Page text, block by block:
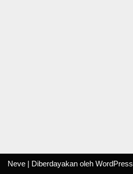
Neve | Diberdayakan oleh WordPress